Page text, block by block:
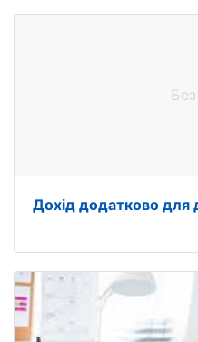
Дохід додатково для